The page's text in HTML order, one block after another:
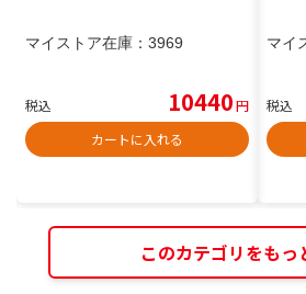
マイストア在庫： 3969
税込 10440円
カートに入れる
マイ
税込
このカテゴリをもっ